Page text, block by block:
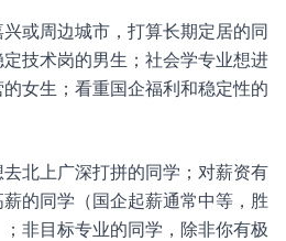
兴或周边城市，打算长期定居的同
技术岗的男生；社会学专业想进
女生；看重国企福利和稳定性的
去北上广深打拼的同学；对薪资有
的同学（国企起薪通常中等，胜
非目标专业的同学，除非你有极